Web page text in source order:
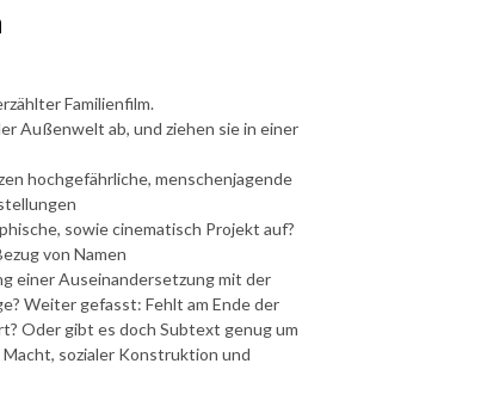
Familienfilm.
Außenwelt ab, und ziehen sie in einer
hochgefährliche, menschenjagende
sowie cinematisch Projekt auf?
von Namen
einer Auseinandersetzung mit der
Weiter gefasst: Fehlt am Ende der
Oder gibt es doch Subtext genug um
sozialer Konstruktion und